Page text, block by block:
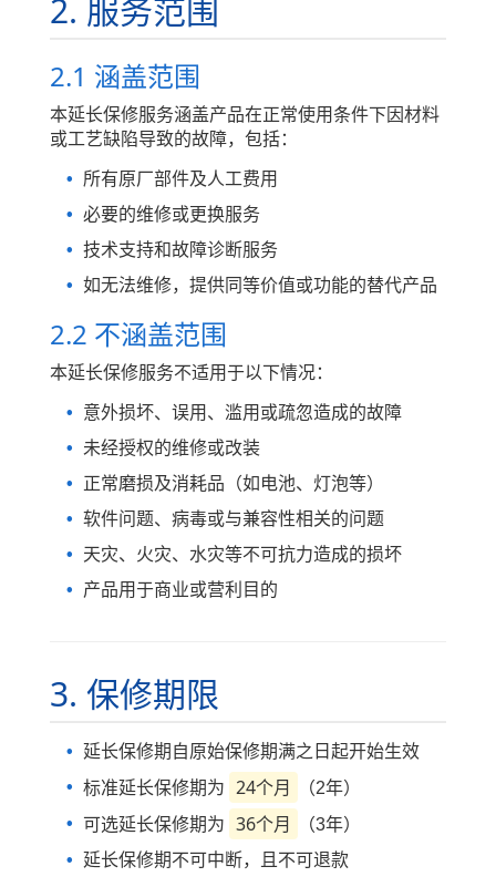
2. 服务范围
2.1 涵盖范围
本延长保修服务涵盖产品在正常使用条件下因材料
或工艺缺陷导致的故障，包括：
所有原厂部件及人工费用
必要的维修或更换服务
技术支持和故障诊断服务
如无法维修，提供同等价值或功能的替代产品
2.2 不涵盖范围
本延长保修服务不适用于以下情况：
意外损坏、误用、滥用或疏忽造成的故障
未经授权的维修或改装
正常磨损及消耗品（如电池、灯泡等）
软件问题、病毒或与兼容性相关的问题
天灾、火灾、水灾等不可抗力造成的损坏
产品用于商业或营利目的
3. 保修期限
延长保修期自原始保修期满之日起开始生效
标准延长保修期为
24个月
（2年）
可选延长保修期为
36个月
（3年）
延长保修期不可中断，且不可退款